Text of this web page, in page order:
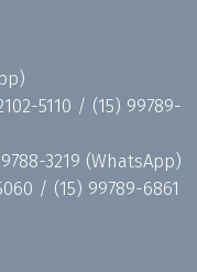
5110 / (15) 99789-
3219 (WhatsApp)
/ (15) 99789-6861